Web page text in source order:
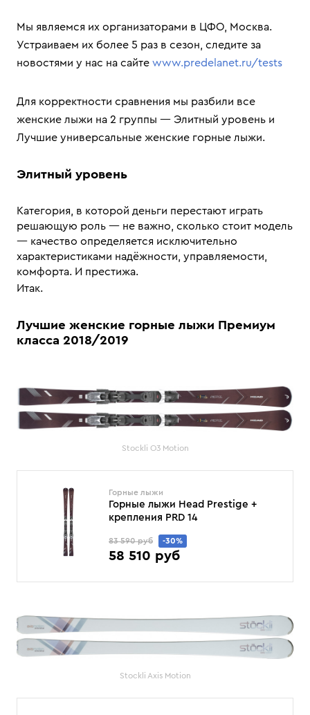
Мы являемся их организаторами в ЦФО, Москва.
Устраиваем их более 5 раз в сезон, следите за
новостями у нас на сайте www.predelanet.ru/tests
Для корректности сравнения мы разбили все
женские лыжи на 2 группы — Элитный уровень и
Лучшие универсальные женские горные лыжи.
Элитный уровень
Категория, в которой деньги перестают играть
решающую роль — не важно, сколько стоит модель
— качество определяется исключительно
характеристиками надёжности, управляемости,
комфорта. И престижа.
Итак.
Лучшие женские горные лыжи Премиум
класса 2018/2019
Stockli O3 Motion
Горные лыжи
Горные лыжи Head Prestige +
крепления PRD 14
83 590 руб -30%
58 510 руб
Stockli Axis Motion